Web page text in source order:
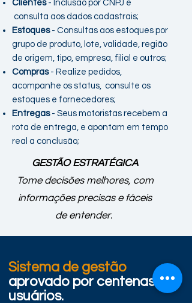
Clientes - Inclusão por CNPJ e
consulta aos dados cadastrais;
Estoques - Consultas aos estoques por
grupo de produto, lote, validade, região
de origem, tipo, empresa, filial e outros;
Compras - Realize pedidos,
acompanhe os status, consulte os
estoques e fornecedores;
Entregas - Seus motoristas recebem a
rota de entrega, e apontam em tempo
real a conclusão;
GESTÃO ESTRATÉGICA
Tome decisões melhores, com
informações precisas e fáceis
de entender.
Sistema de gestão
aprovado por centenas de
usuários.